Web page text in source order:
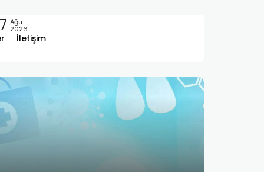
İletişim
Ağu
2026